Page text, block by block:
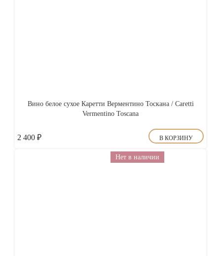
Вино белое сухое Каретти Верментино Тоскана / Caretti
Vermentino Toscana
2 400 ₽ В КОРЗИНУ
Нет в наличии